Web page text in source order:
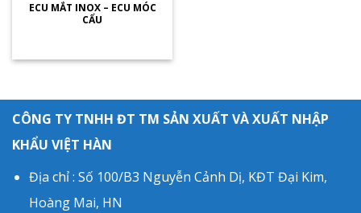
ECU MẮT INOX – ECU MÓC
CẨU
CÔNG TY TNHH ĐT TM SẢN XUẤT VÀ XUẤT NHẬP
KHẨU VIỆT HÀN
Địa chỉ : Số 100/B3 Nguyễn Cảnh Dị, KĐT Đại Kim,
Hoàng Mai, HN